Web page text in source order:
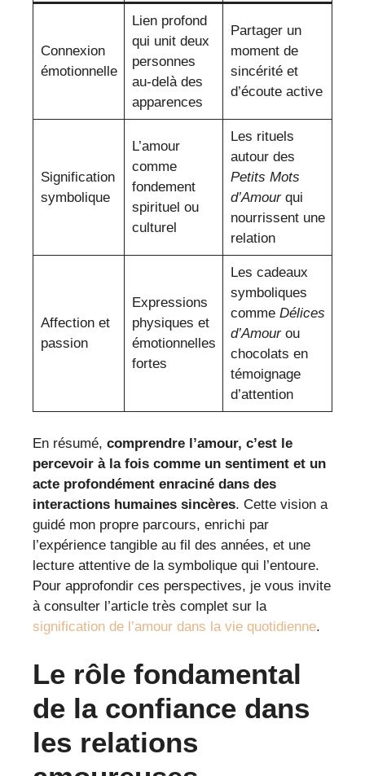
Connexion
émotionnelle
Lien profond
qui unit deux
personnes
au-delà des
apparences
Partager un
moment de
sincérité et
d’écoute active
Signification
symbolique
L’amour
comme
fondement
spirituel ou
culturel
Les rituels
autour des
Petits Mots
d’Amourqui
nourrissent une
relation
Affection et
passion
Expressions
physiques et
émotionnelles
fortes
Les cadeaux
symboliques
comme Délices
d’Amourou
chocolats en
témoignage
d’attention
En résumé, comprendre l’amour, c’est le
percevoir à la fois comme un sentiment et un
acte profondément enraciné dans des
interactions humaines sincères. Cette vision a
guidé mon propre parcours, enrichi par
l’expérience tangible au fil des années, et une
lecture attentive de la symbolique qui l’entoure.
Pour approfondir ces perspectives, je vous invite
à consulter l’article très complet sur la
signification de l’amour dans la vie quotidienne.
Le rôle fondamental
de la confiance dans
les relations